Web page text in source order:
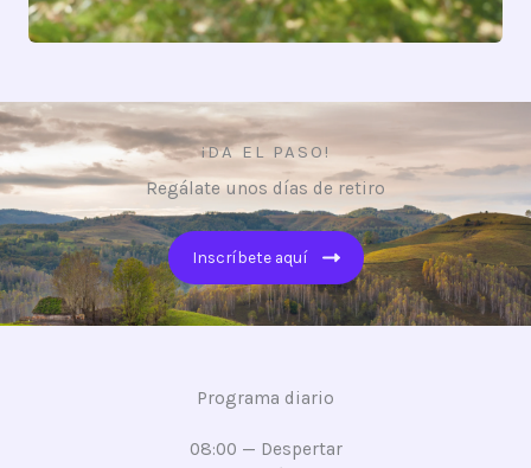
¡DA EL PASO!
Regálate unos días de retiro
Inscríbete aquí
Programa diario
08:00 — Despertar